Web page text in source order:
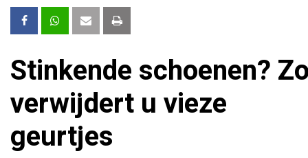
Stinkende schoenen?
verwijdert u vieze
geurtjes